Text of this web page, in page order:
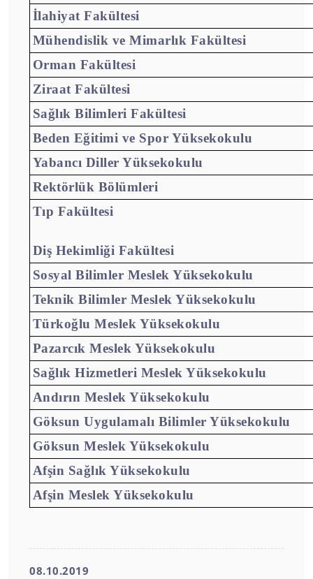
İlahiyat Fakültesi
Mühendislik ve Mimarlık Fakültesi
Orman Fakültesi
Ziraat Fakültesi
Sağlık Bilimleri Fakültesi
Beden Eğitimi ve Spor Yüksekokulu
Yabancı Diller Yüksekokulu
Rektörlük Bölümleri
Tıp Fakültesi
Diş Hekimliği Fakültesi
Sosyal Bilimler Meslek Yüksekokulu
Teknik Bilimler Meslek Yüksekokulu
Türkoğlu Meslek Yüksekokulu
Pazarcık Meslek Yüksekokulu
Sağlık Hizmetleri Meslek Yüksekokulu
Andırın Meslek Yüksekokulu
Göksun Uygulamalı Bilimler Yüksekokulu
Göksun Meslek Yüksekokulu
Afşin Sağlık Yüksekokulu
Afşin Meslek Yüksekokulu
08.10.2019